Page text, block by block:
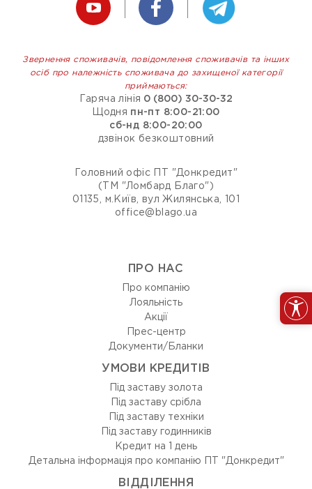
Звернення споживачів, повідомлення споживачів та інших
осіб про належність споживача до захищеної категорії
приймаються:
Гаряча лінія 0 (800) 30-30-32
Щодня пн-пт 8:00-21:00
сб-нд 8:00-20:00
дзвінок безкоштовний
Головний офіс ПТ "Донкредит"
(ТМ "Ломбард Благо")
01135, м.Київ, вул Жилянська, 101
office@blago.ua
ПРО НАС
Про компанію
Лояльність
Акції
Прес-центр
Документи/Бланки
УМОВИ КРЕДИТІВ
Під заставу золота
Під заставу срібла
Під заставу техніки
Під заставу годинників
Кредит на 1 день
Детальна інформація про компанію ПТ "Донкредит"
ВIДДIЛЕННЯ